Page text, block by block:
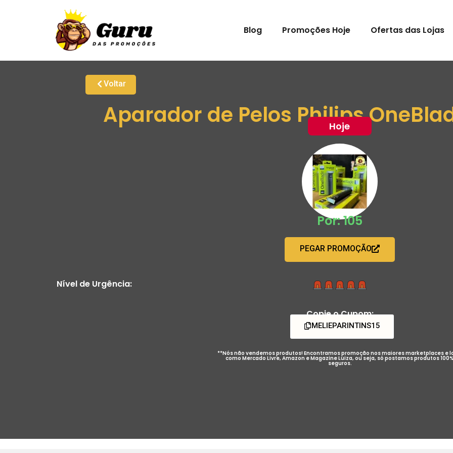
Blog Promoções Hoje Ofertas das Lojas
Voltar
Aparador de Pelos Philips
Hoje
Por: 105
PEGAR PROMOÇÃO
Nível de Urgência:
Copie o Cupom:
MELIEPARINTINS15
**Nós não vendemos produtos! Encontramos promoção nos maiores marketplaces e
como Mercado Livre, Amazon e Magazine Luiza, ou seja, só postamos produtos 100%
seguros.